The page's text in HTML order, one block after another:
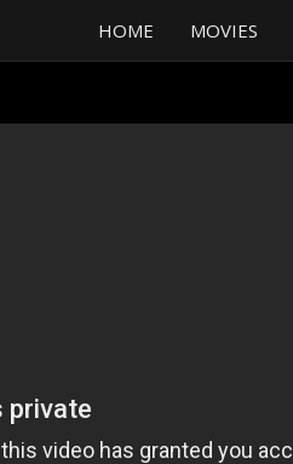
HOME MOVIES